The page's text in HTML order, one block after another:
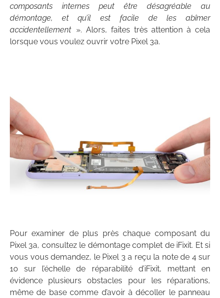
composants internes peut être désagréable au
démontage, et qu’il est facile de les abîmer
accidentellement ». Alors, faites très attention à cela
lorsque vous voulez ouvrir votre Pixel 3a.
Pour examiner de plus près chaque composant du
Pixel 3a, consultez le démontage complet de iFixit. Et si
vous vous demandez, le Pixel 3 a reçu la note de 4 sur
10 sur l’échelle de réparabilité d’iFixit, mettant en
évidence plusieurs obstacles pour les réparations,
même de base comme d’avoir à décoller le panneau